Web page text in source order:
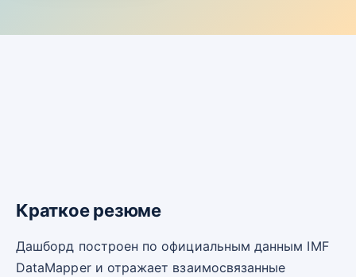
Краткое резюме
Дашборд построен по официальным данным IMF
DataMapper и отражает взаимосвязанные